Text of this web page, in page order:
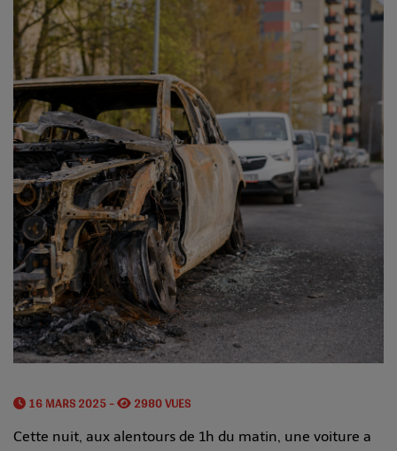
16 MARS 2025 - 2980 VUES
Cette nuit, aux alentours de 1h du matin, une voiture a